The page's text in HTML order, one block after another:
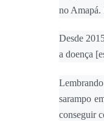
no Amapá.
Desde
a doença
sarampo
conseguir